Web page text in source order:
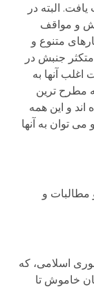
البته در
و مواقف
متنوع و
جنبش در
آنها به
مطرح ترین
و این همه
توان به آنها
مطالبات و
اسلامی، که
خاموش تا